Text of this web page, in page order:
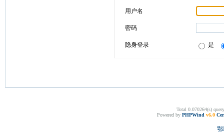
用户名
密码
隐身登录 是
Total 0.070264(s)
Powered by PHPWind v6.0
鄂